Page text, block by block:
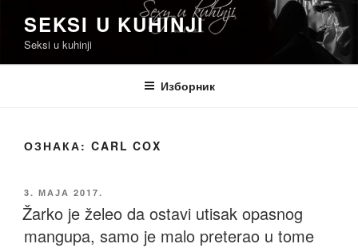
садржај
SEKSI U KUHINJI
Seksi u kuhinji
Изборник
ОЗНАКА: CARL COX
ОБЈАВЉЕНО
3. МАЈА 2017.
Žarko je želeo da ostavi utisak opasnog
mangupa, samo je malo preterao u tome